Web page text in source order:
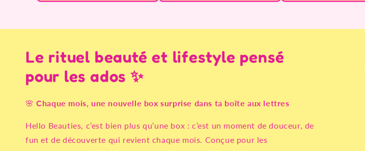
Le rituel beauté et lifestyle pensé
pour les ados ✨
🌸 Chaque mois, une nouvelle box surprise dans ta boîte aux lettres
Hello Beauties, c’est bien plus qu’une box : c’est un moment de douceur, de
fun et de découverte qui revient chaque mois. Conçue pour les